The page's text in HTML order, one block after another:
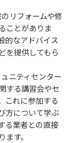
リフォームや修
ことがありま
的なアドバイス
を提供してもら
ニティセンター
する講習会やセ
これに参加する
方について学ぶ
る業者との直接
す。